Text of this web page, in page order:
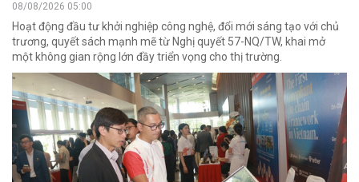
08/08/2026 05:00
Hoạt động đầu tư khởi nghiệp công nghệ, đổi mới sáng tạo với chủ
trương, quyết sách mạnh mẽ từ Nghị quyết 57-NQ/TW, khai mở
một không gian rộng lớn đầy triển vọng cho thị trường.